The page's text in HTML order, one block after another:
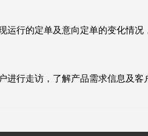
运行的定单及意向定单的变化情
进行走访，了解产品需求信息及